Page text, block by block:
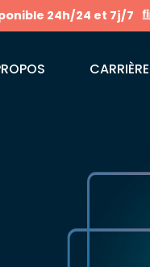
24h/24 et 7j/7
CARRIÈRE